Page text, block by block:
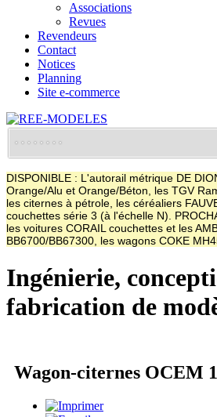
Associations
Revues
Revendeurs
Contact
Notices
Planning
Site e-commerce
DISPONIBLE : L'autorail métrique DE
Orange/Alu et Orange/Béton, les TGV
les citernes à pétrole, les céréaliers
couchettes série 3 (à l'échelle N).
les voitures CORAIL couchettes et les
BB6700/BB67300, les wagons COKE
Ingénierie,
fabrication de
Wagon-citernes OCEM